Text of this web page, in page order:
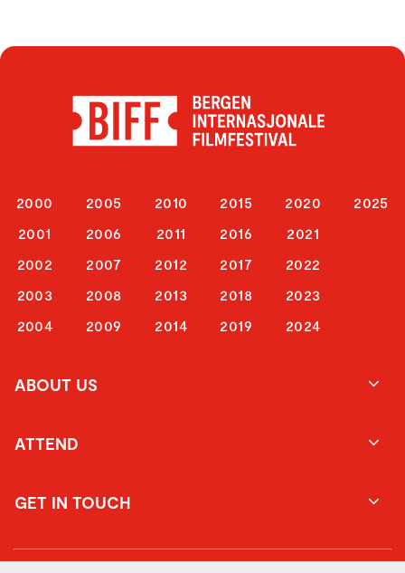
2000
2001
2002
2003
2004
2005
2006
2007
2008
2009
2010
2011
2012
2013
2014
2015
2016
2017
2018
2019
2020
2021
2022
2023
2024
2025
ABOUT US
ATTEND
GET IN TOUCH